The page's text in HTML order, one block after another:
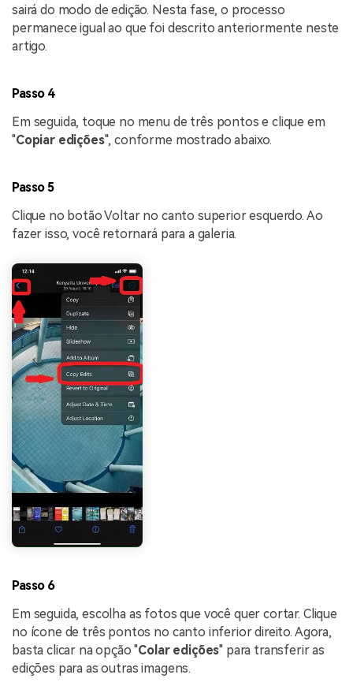
sairá do modo de edição. Nesta fase, o processo
permanece igual ao que foi descrito anteriormente neste
artigo.
Passo 4
Em seguida, toque no menu de três pontos e clique em
"Copiar edições", conforme mostrado abaixo.
Passo 5
Clique no botão Voltar no canto superior esquerdo. Ao
fazer isso, você retornará para a galeria.
Passo 6
Em seguida, escolha as fotos que você quer cortar. Clique
no ícone de três pontos no canto inferior direito. Agora,
basta clicar na opção "Colar edições" para transferir as
edições para as outras imagens.